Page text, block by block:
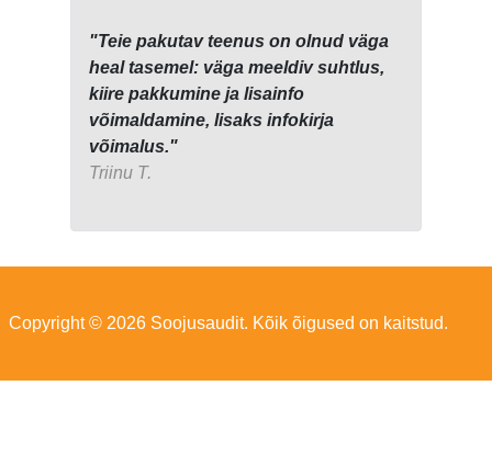
"Teie pakutav teenus on olnud väga
heal tasemel: väga meeldiv suhtlus,
kiire pakkumine ja lisainfo
võimaldamine, lisaks infokirja
võimalus."
Triinu T.
Copyright © 2026 Soojusaudit. Kõik õigused on kaitstud.